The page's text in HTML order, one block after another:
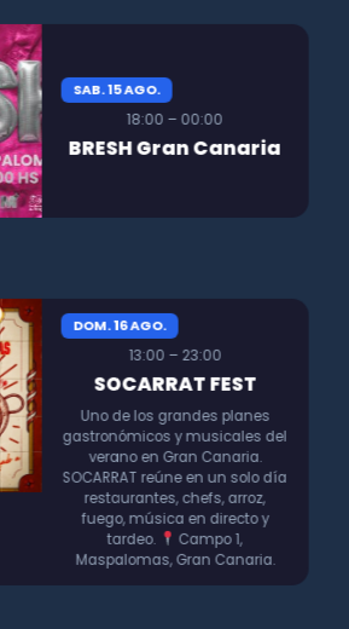
SAB. 15 AGO.
18:00 – 00:00
BRESH Gran Canaria
DOM. 16 AGO.
13:00 – 23:00
SOCARRAT FEST
Uno de los grandes planes
gastronómicos y musicales del
verano en Gran Canaria.
SOCARRAT reúne en un solo día
restaurantes, chefs, arroz,
fuego, música en directo y
tardeo.
Campo 1,
Maspalomas, Gran Canaria.